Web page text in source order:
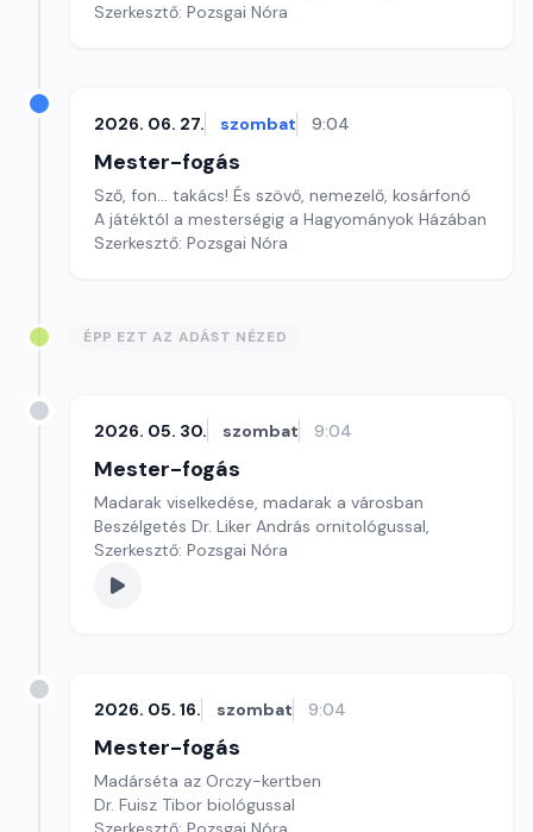
Szerkesztő: Pozsgai Nóra
2026. 06. 27. szombat 9:04
Mester-fogás
Sző, fon... takács! És szövő, nemezelő, kosárfonó
A játéktól a mesterségig a Hagyományok Házában
Szerkesztő: Pozsgai Nóra
ÉPP EZT AZ ADÁST NÉZED
2026. 05. 30. szombat 9:04
Mester-fogás
Madarak viselkedése, madarak a városban
Beszélgetés Dr. Liker András ornitológussal,
Szerkesztő: Pozsgai Nóra
2026. 05. 16. szombat 9:04
Mester-fogás
Madárséta az Orczy-kertben
Dr. Fuisz Tibor biológussal